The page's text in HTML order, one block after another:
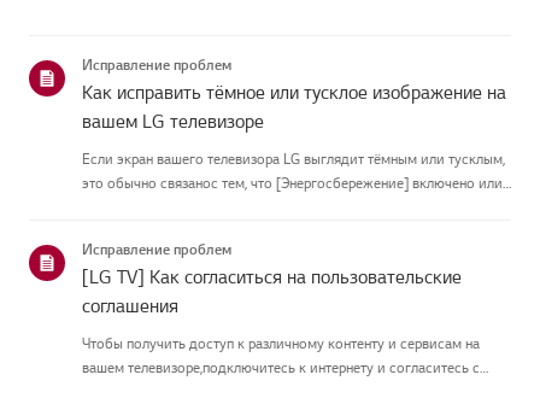
Исправление проблем
Как исправить тёмное или тусклое изображение на
вашем LG телевизоре
Если экран вашего телевизора LG выглядит тёмным или тусклым,
это обычно связанос тем, что [Энергосбережение] включено или
Исправление проблем
[LG TV] Как согласиться на пользовательские
соглашения
Чтобы получить доступ к различному контенту и сервисам на
вашем телевизоре,подключитесь к интернету и согласитесь с